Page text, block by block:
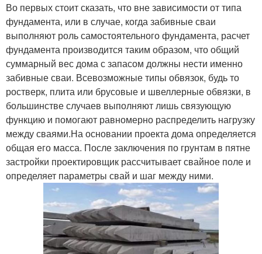
Во первых стоит сказать, что вне зависимости от типа
фундамента, или в случае, когда забивные сваи
выполняют роль самостоятельного фундамента, расчет
фундамента производится таким образом, что общий
суммарный вес дома с запасом должны нести именно
забивные сваи. Всевозможные типы обвязок, будь то
ростверк, плита или брусовые и швеллерные обвязки, в
большинстве случаев выполняют лишь связующую
функцию и помогают равномерно распределить нагрузку
между сваями.На основании проекта дома определяется
общая его масса. После заключения по грунтам в пятне
застройки проектировщик рассчитывает свайное поле и
определяет параметры свай и шаг между ними.